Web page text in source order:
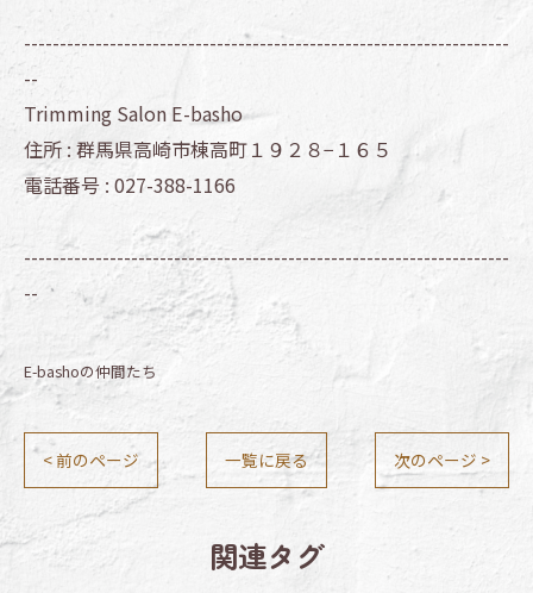
--------------------------------------------------------------------
--
Trimming Salon E-basho
住所 : 群馬県高崎市棟高町１９２８−１６５
電話番号 : 027-388-1166
--------------------------------------------------------------------
--
E-bashoの仲間たち
< 前のページ 一覧に戻る 次のページ >
関連タグ